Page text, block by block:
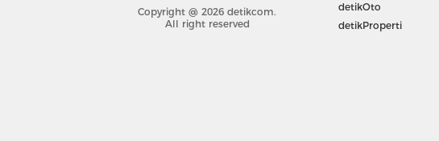
Copyright @ 2026 detikcom.
All right reserved
detikOto
detikProperti